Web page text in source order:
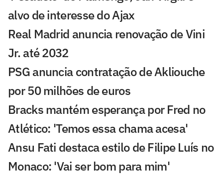
alvo de interesse do Ajax
Real Madrid anuncia renovação de Vini
Jr. até 2032
PSG anuncia contratação de Akliouche
por 50 milhões de euros
Bracks mantém esperança por Fred no
Atlético: 'Temos essa chama acesa'
Ansu Fati destaca estilo de Filipe Luís no
Monaco: 'Vai ser bom para mim'